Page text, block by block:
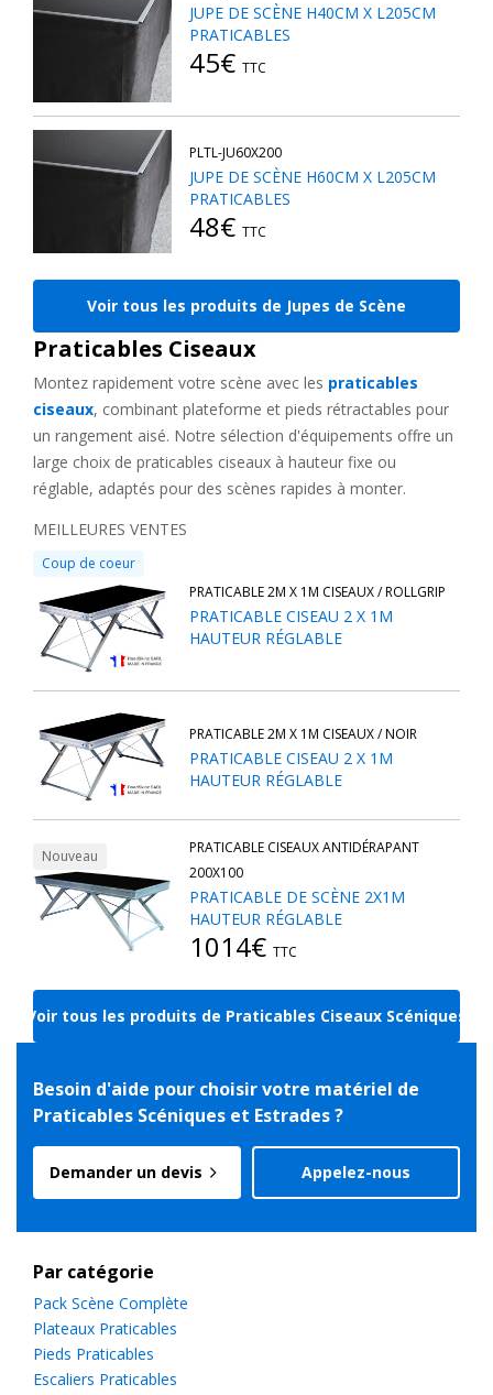
Besoin d'aide pour choisir votre matériel de
Praticables Scéniques et Estrades ?
Demander un devis Appelez-nous
Par catégorie
Pack Scène Complète
Plateaux Praticables
Pieds Praticables
Escaliers Praticables
JUPE DE SCÈNE H40CM X L205CM
PRATICABLES
45€TTC
PLTL-JU60X200
JUPE DE SCÈNE H60CM X L205CM
PRATICABLES
48€TTC
Voir tous les produits de Jupes de Scène
Praticables Ciseaux
Montez rapidement votre scène avec les praticables
ciseaux, combinant plateforme et pieds rétractables pour
un rangement aisé. Notre sélection d'équipements offre un
large choix de praticables ciseaux à hauteur fixe ou
réglable, adaptés pour des scènes rapides à monter.
MEILLEURES VENTES
Coup de coeur
PRATICABLE 2M X 1M CISEAUX / ROLLGRIP
PRATICABLE CISEAU 2 X 1M
HAUTEUR RÉGLABLE
PRATICABLE 2M X 1M CISEAUX / NOIR
PRATICABLE CISEAU 2 X 1M
HAUTEUR RÉGLABLE
Nouveau
PRATICABLE CISEAUX ANTIDÉRAPANT
200X100
PRATICABLE DE SCÈNE 2X1M
HAUTEUR RÉGLABLE
1014€TTC
Voir tous les produits de Praticables Ciseaux Scéniques